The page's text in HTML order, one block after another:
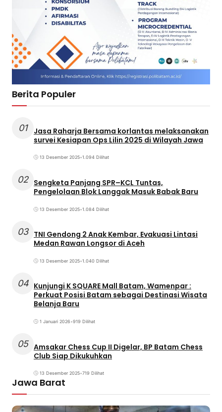
Berita Populer
01
Jasa Raharja Bersama korlantas melaksanakan
survei Kesiapan Ops Lilin 2025 di Wilayah Jawa
13 Desember 2025•1.094 Dilihat
02 Sengketa Panjang SPR–KCL Tuntas,
Pengelolaan Blok Langgak Masuk Babak Baru
13 Desember 2025•1.084 Dilihat
03 TNI Gendong 2 Anak Kembar, Evakuasi Lintasi
Medan Rawan Longsor di Aceh
13 Desember 2025•1.040 Dilihat
04 Kunjungi K SQUARE Mall Batam, Wamenpar :
Perkuat Posisi Batam sebagai Destinasi Wisata
Belanja Baru
1 Januari 2026•919 Dilihat
05 Amsakar Chess Cup II Digelar, BP Batam Chess
Club Siap Dikukuhkan
13 Desember 2025•719 Dilihat
Jawa Barat